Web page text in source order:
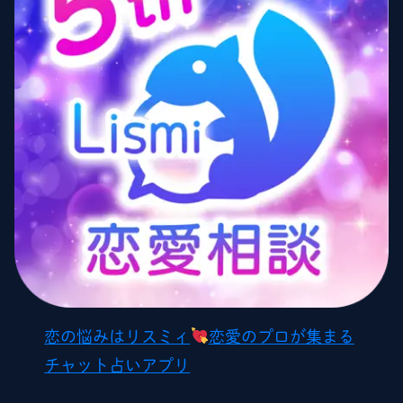
恋の悩みはリスミィ
恋愛のプロが集まる
チャット占いアプリ